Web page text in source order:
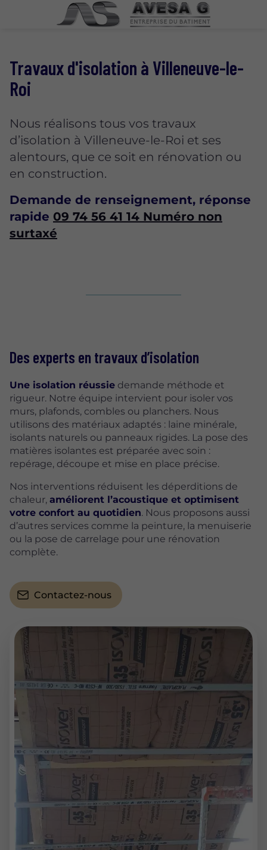
Travaux d'isolation à Villeneuve-le-
Roi
Nous réalisons tous vos travaux
d’isolation à Villeneuve-le-Roi et ses
alentours, que ce soit en rénovation ou
en construction.
Demande de renseignement, réponse
rapide 09 74 56 41 14 Numéro non
surtaxé
Des experts en travaux d’isolation
Une isolation réussie demande méthode et
rigueur. Notre équipe intervient pour isoler vos
murs, plafonds, combles ou planchers. Nous
utilisons des matériaux adaptés : laine minérale,
isolants naturels ou panneaux rigides. La pose des
matières isolantes est préparée avec soin :
repérage, découpe et mise en place précise.
Nos interventions réduisent les déperditions de
chaleur, améliorent l’acoustique et optimisent
votre confort au quotidien. Nous proposons aussi
d’autres services comme la peinture, la menuiserie
ou la pose de carrelage pour une rénovation
complète.
Contactez-nous